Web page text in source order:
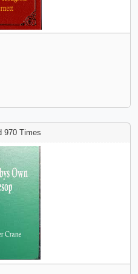
970 Times